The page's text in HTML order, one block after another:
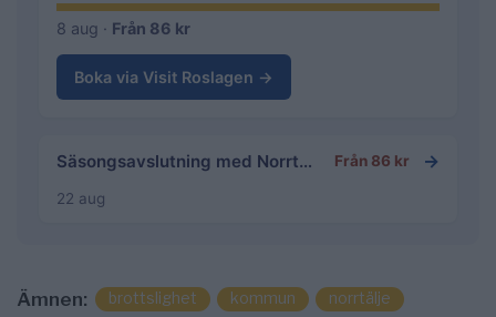
8 aug · Från 86 kr
Boka via Visit Roslagen →
Säsongsavslutning med Norrtälje fotbollsgolf
22 aug
Från 86 kr →
Ämnen: brottslighet kommun
norrtälje